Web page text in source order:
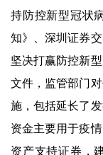
持防控新型冠状
知》、深圳证券
坚决打赢防控新
文件，监管部门
施，包括延长了
资金主要用于疫
资产支持证券，